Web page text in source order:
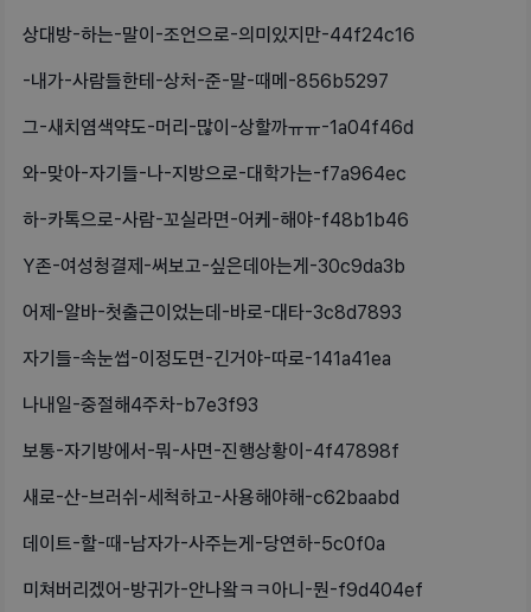
상대방-하는-말이-조언으로-의미있지만-44f24c16
-내가-사람들한테-상처-준-말-때메-856b5297
그-새치염색약도-머리-많이-상할까ㅠㅠ-1a04f46d
와-맞아-자기들-나-지방으로-대학가는-f7a964ec
하-카톡으로-사람-꼬실라면-어케-해야-f48b1b46
Y존-여성청결제-써보고-싶은데아는게-30c9da3b
어제-알바-첫출근이었는데-바로-대타-3c8d7893
자기들-속눈썹-이정도면-긴거야-따로-141a41ea
나내일-중절해4주차-b7e3f93
보통-자기방에서-뭐-사면-진행상황이-4f47898f
새로-산-브러쉬-세척하고-사용해야해-c62baabd
데이트-할-때-남자가-사주는게-당연하-5c0f0a
미쳐버리겠어-방귀가-안나왘ㅋㅋ아니-뭔-f9d404ef